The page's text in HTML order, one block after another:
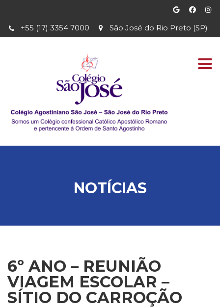
São José do Rio Preto (SP)
+55 (17) 3354 7000
NOTÍCIAS
6º ANO – REUNIÃO
VIAGEM ESCOLAR –
SÍTIO DO CARROÇÃO